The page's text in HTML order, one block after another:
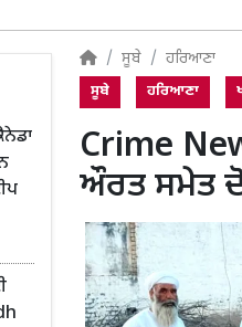
ਸੂਬੇ ਹਰਿਆਣਾ
ਸੂਬੇ ਹਰਿਆਣਾ
Crime
ਔਰਤ ਸਮੇਤ ਦੋ